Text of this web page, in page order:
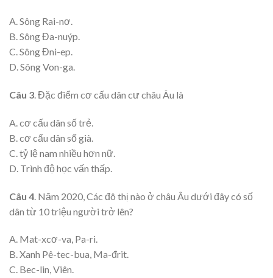
A. Sông Rai-nơ.
B. Sông Đa-nuýp.
C. Sông Đni-ep.
D. Sông Von-ga.
Câu 3. Đặc điểm cơ cấu dân cư châu Âu là
A. cơ cấu dân số trẻ.
B. cơ cấu dân số già.
C. tỷ lệ nam nhiều hơn nữ.
D. Trình độ học vấn thấp.
Câu 4 . Năm 2020, Các đô thị nào ở châu Âu dưới đây có số
dân từ 10 triệu người trở lên?
A. Mat-xcơ-va, Pa-ri.
B. Xanh Pê-tec-bua, Ma-đrit.
C. Bec-lin, Viên.